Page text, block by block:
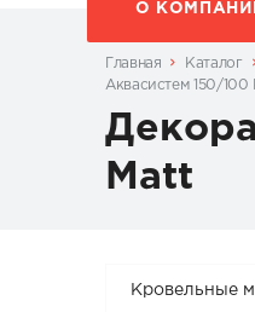
О
Главная Каталог
Аквасистем 150/100
Matt
Кровельные